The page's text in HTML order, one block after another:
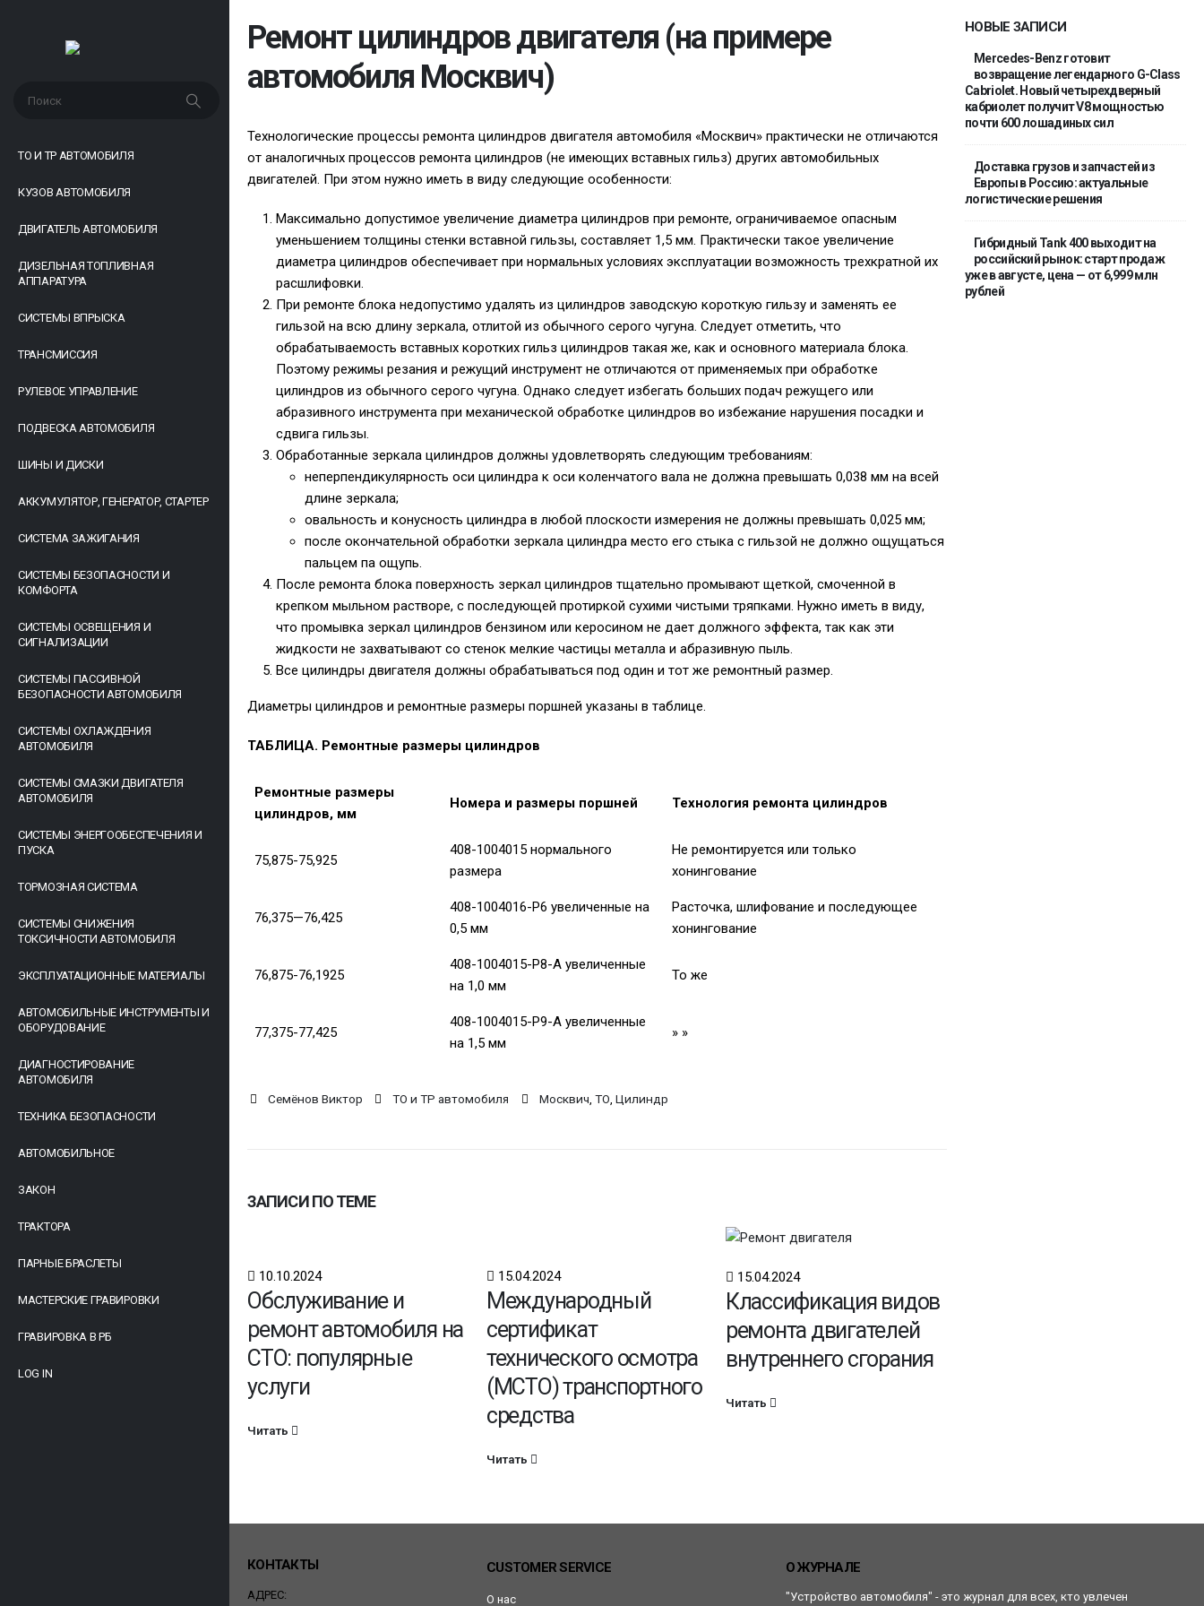
ТО И ТР АВТОМОБИЛЯ
КУЗОВ АВТОМОБИЛЯ
ДВИГАТЕЛЬ АВТОМОБИЛЯ
ДИЗЕЛЬНАЯ ТОПЛИВНАЯ
АППАРАТУРА
СИСТЕМЫ ВПРЫСКА
ТРАНСМИССИЯ
РУЛЕВОЕ УПРАВЛЕНИЕ
ПОДВЕСКА АВТОМОБИЛЯ
ШИНЫ И ДИСКИ
АККУМУЛЯТОР, ГЕНЕРАТОР, СТАРТЕР
СИСТЕМА ЗАЖИГАНИЯ
СИСТЕМЫ БЕЗОПАСНОСТИ И
КОМФОРТА
СИСТЕМЫ ОСВЕЩЕНИЯ И
СИГНАЛИЗАЦИИ
СИСТЕМЫ ПАССИВНОЙ
БЕЗОПАСНОСТИ АВТОМОБИЛЯ
СИСТЕМЫ ОХЛАЖДЕНИЯ
АВТОМОБИЛЯ
СИСТЕМЫ СМАЗКИ ДВИГАТЕЛЯ
АВТОМОБИЛЯ
СИСТЕМЫ ЭНЕРГООБЕСПЕЧЕНИЯ И
ПУСКА
ТОРМОЗНАЯ СИСТЕМА
СИСТЕМЫ СНИЖЕНИЯ
ТОКСИЧНОСТИ АВТОМОБИЛЯ
ЭКСПЛУАТАЦИОННЫЕ МАТЕРИАЛЫ
АВТОМОБИЛЬНЫЕ ИНСТРУМЕНТЫ И
ОБОРУДОВАНИЕ
ДИАГНОСТИРОВАНИЕ
АВТОМОБИЛЯ
ТЕХНИКА БЕЗОПАСНОСТИ
АВТОМОБИЛЬНОЕ
ЗАКОН
ТРАКТОРА
ПАРНЫЕ БРАСЛЕТЫ
МАСТЕРСКИЕ ГРАВИРОВКИ
ГРАВИРОВКА В РБ
LOG IN
Ремонт цилиндров двигателя (на примере
автомобиля Москвич)
Технологические процессы ремонта цилиндров двигателя автомобиля «Москвич» практически не отличаются
от аналогичных процессов ремонта цилиндров (не имеющих вставных гильз) других автомобильных
двигателей. При этом нужно иметь в виду следующие особенности:
Максимально допустимое увеличение диаметра цилиндров при ремонте, ограничиваемое опасным
уменьшением толщины стенки вставной гильзы, составляет 1,5 мм. Практически такое увеличение
диаметра цилиндров обеспечивает при нормальных условиях эксплуатации возможность трехкратной их
расшлифовки.
При ремонте блока недопустимо удалять из цилиндров заводскую короткую гильзу и заменять ее
гильзой на всю длину зеркала, отлитой из обычного серого чугуна. Следует отметить, что
обрабатываемость вставных коротких гильз цилиндров такая же, как и основного материала блока.
Поэтому режимы резания и режущий инструмент не отличаются от применяемых при обработке
цилиндров из обычного серого чугуна. Однако следует избегать больших подач режущего или
абразивного инструмента при механической обработке цилиндров во избежание нарушения посадки и
сдвига гильзы.
Обработанные зеркала цилиндров должны удовлетворять следующим требованиям:
неперпендикулярность оси цилиндра к оси коленчатого вала не должна превышать 0,038 мм на всей
длине зеркала;
овальность и конусность цилиндра в любой плоскости измерения не должны превышать 0,025 мм;
после окончательной обработки зеркала цилиндра место его стыка с гильзой не должно ощущаться
пальцем па ощупь.
После ремонта блока поверхность зеркал цилиндров тщательно промывают щеткой, смоченной в
крепком мыльном растворе, с последующей протиркой сухими чистыми тряпками. Нужно иметь в виду,
что промывка зеркал цилиндров бензином или керосином не дает должного эффекта, так как эти
жидкости не захватывают со стенок мелкие частицы металла и абразивную пыль.
Все цилиндры двигателя должны обрабатываться под один и тот же ремонтный размер.
Диаметры цилиндров и ремонтные размеры поршней указаны в таблице.
ТАБЛИЦА. Ремонтные размеры цилиндров
Ремонтные размеры
цилиндров, мм
Номера и размеры поршней Технология ремонта цилиндpoв
75,875-75,925
408-1004015 нормального
размера
Не ремонтируется или только
хонингование
76,375—76,425
408-1004016-Р6 увеличенные на
0,5 мм
Расточка, шлифование и последующее
хонингование
76,875-76,1925
408-1004015-Р8-А увеличенные
на 1,0 мм
То же
77,375-77,425
408-1004015-P9-А увеличенные
на 1,5 мм
» »
Семёнов Виктор ТО и ТР автомобиля Москвич ТО Цилиндр
ЗАПИСИ ПО ТЕМЕ
10.10.2024
Обслуживание и
ремонт автомобиля на
СТО: популярные
услуги
Читать
15.04.2024
Международный
сертификат
технического осмотра
(МСТО) транспортного
средства
Читать
15.04.2024
Классификация видов
ремонта двигателей
внутреннего сгорания
Читать
НОВЫЕ ЗАПИСИ
Mercedes-Benz готовит
возвращение легендарного G-Class
Cabriolet. Новый четырехдверный
кабриолет получит V8 мощностью
почти 600 лошадиных сил
Доставка грузов и запчастей из
Европы в Россию: актуальные
логистические решения
Гибридный Tank 400 выходит на
российский рынок: старт продаж
уже в августе, цена — от 6,999 млн
рублей
КОНТАКТЫ
АДРЕС:
CUSTOMER SERVICE
О нас
О ЖУРНАЛЕ
"Устройство автомобиля" - это журнал для всех, кто увлечен